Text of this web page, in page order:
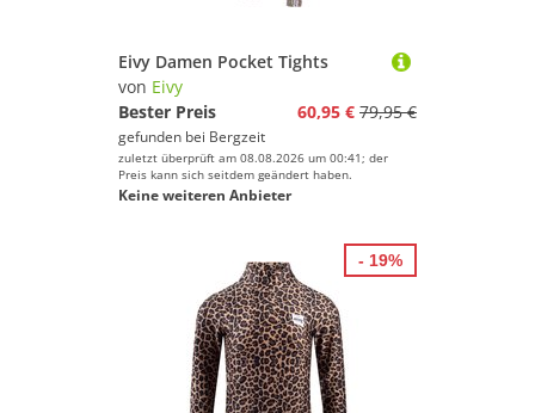
Eivy Damen Pocket Tights
von Eivy
Bester Preis
60,95 € 79,95 €
gefunden bei Bergzeit
zuletzt überprüft am 08.08.2026 um 00:41; der
Preis kann sich seitdem geändert haben.
Keine weiteren Anbieter
- 19%